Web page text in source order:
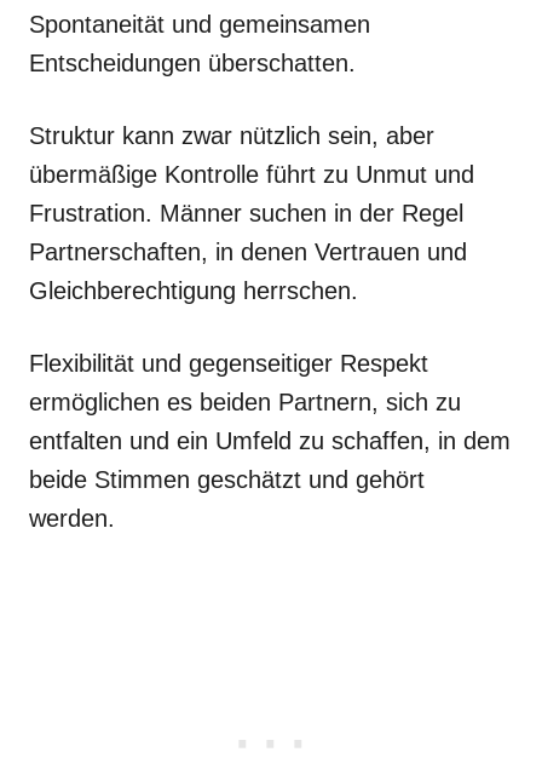
Spontaneität und gemeinsamen
Entscheidungen überschatten.
Struktur kann zwar nützlich sein, aber
übermäßige Kontrolle führt zu Unmut und
Frustration. Männer suchen in der Regel
Partnerschaften, in denen Vertrauen und
Gleichberechtigung herrschen.
Flexibilität und gegenseitiger Respekt
ermöglichen es beiden Partnern, sich zu
entfalten und ein Umfeld zu schaffen, in dem
beide Stimmen geschätzt und gehört
werden.